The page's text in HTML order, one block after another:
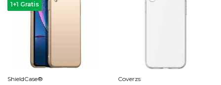
1+1 Gratis
ShieldCase® Coverzs